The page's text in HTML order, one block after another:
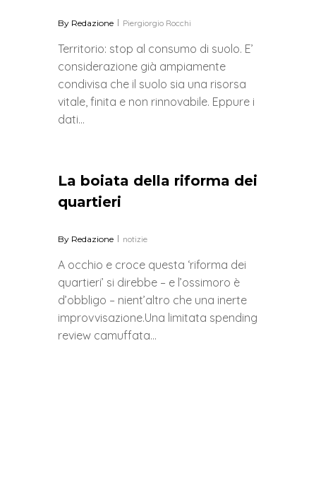
By Redazione Piergiorgio Rocchi
Territorio: stop al consumo di suolo. E’
considerazione già ampiamente
condivisa che il suolo sia una risorsa
vitale, finita e non rinnovabile. Eppure i
dati…
La boiata della riforma dei
quartieri
By Redazione notizie
A occhio e croce questa ‘riforma dei
quartieri’ si direbbe – e l’ossimoro è
d’obbligo – nient’altro che una inerte
improvvisazione.Una limitata spending
review camuffata…